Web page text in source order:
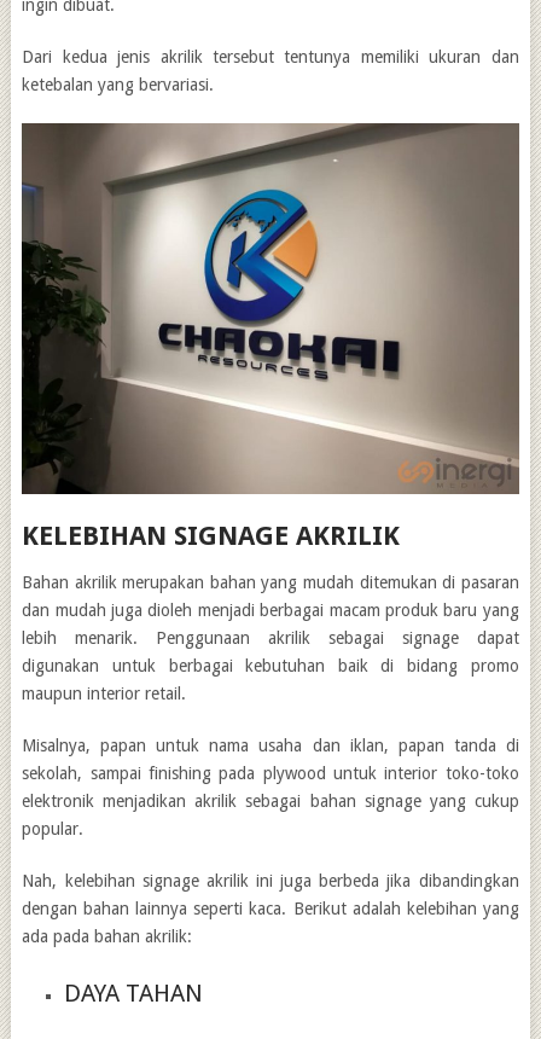
ingin dibuat.
Dari kedua jenis akrilik tersebut tentunya memiliki ukuran dan
ketebalan yang bervariasi.
KELEBIHAN SIGNAGE AKRILIK
Bahan akrilik merupakan bahan yang mudah ditemukan di pasaran
dan mudah juga dioleh menjadi berbagai macam produk baru yang
lebih menarik. Penggunaan akrilik sebagai signage dapat
digunakan untuk berbagai kebutuhan baik di bidang promo
maupun interior retail.
Misalnya, papan untuk nama usaha dan iklan, papan tanda di
sekolah, sampai finishing pada plywood untuk interior toko-toko
elektronik menjadikan akrilik sebagai bahan signage yang cukup
popular.
Nah, kelebihan signage akrilikini juga berbeda jika dibandingkan
dengan bahan lainnya seperti kaca. Berikut adalah kelebihan yang
ada pada bahan akrilik:
DAYA TAHAN